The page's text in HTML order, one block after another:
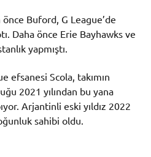
Buford, G League’de
Daha önce Erie Bayhawks ve
yapmıştı.
efsanesi Scola, takımın
2021 yılından bu yana
Arjantinli eski yıldız 2022
sahibi oldu.